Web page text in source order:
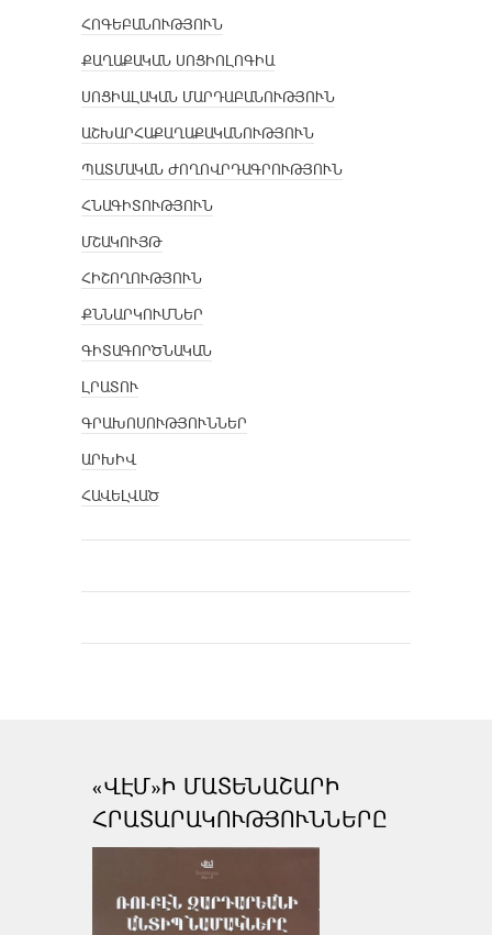
ՀՈԳԵԲԱՆՈՒԹՅՈՒՆ
ՔԱՂԱՔԱԿԱՆ ՍՈՑԻՈԼՈԳԻԱ
ՍՈՑԻԱԼԱԿԱՆ ՄԱՐԴԱԲԱՆՈՒԹՅՈՒՆ
ԱՇԽԱՐՀԱՔԱՂԱՔԱԿԱՆՈՒԹՅՈՒՆ
ՊԱՏՄԱԿԱՆ ԺՈՂՈՎՐԴԱԳՐՈՒԹՅՈՒՆ
ՀՆԱԳԻՏՈՒԹՅՈՒՆ
ՄՇԱԿՈՒՅԹ
ՀԻՇՈՂՈՒԹՅՈՒՆ
ՔՆՆԱՐԿՈՒՄՆԵՐ
ԳԻՏԱԳՈՐԾՆԱԿԱՆ
ԼՐԱՏՈՒ
ԳՐԱԽՈՍՈՒԹՅՈՒՆՆԵՐ
ԱՐԽԻՎ
ՀԱՎԵԼՎԱԾ
«ՎԷՄ»Ի ՄԱՏԵՆԱՇԱՐԻ
ՀՐԱՏԱՐԱԿՈՒԹՅՈՒՆՆԵՐԸ